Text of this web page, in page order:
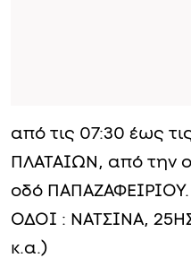
από τις 07:30 έως
ΠΛΑΤΑΙΩΝ, από την
οδό
ΟΔΟΙ : ΝΑΤΣΙΝΑ,
κ.α.)